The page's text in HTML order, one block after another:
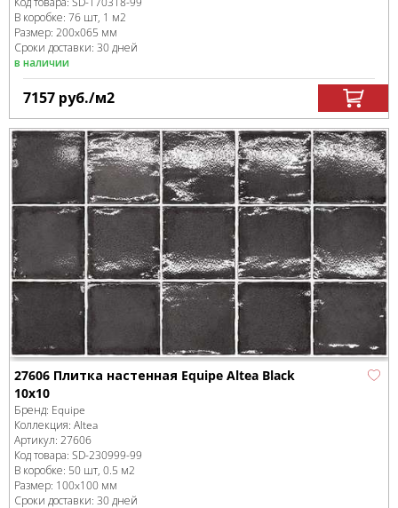
В коробке: 76 шт, 1 м2
Размер: 200x065 мм
Сроки доставки: 30 дней
в наличии
7157 руб./м2
27606 Плитка настенная Equipe Altea Black
10x10
Бренд: Equipe
Коллекция: Altea
Артикул: 27606
Код товара: SD-230999-99
В коробке: 50 шт, 0.5 м2
Размер: 100x100 мм
Сроки доставки: 30 дней